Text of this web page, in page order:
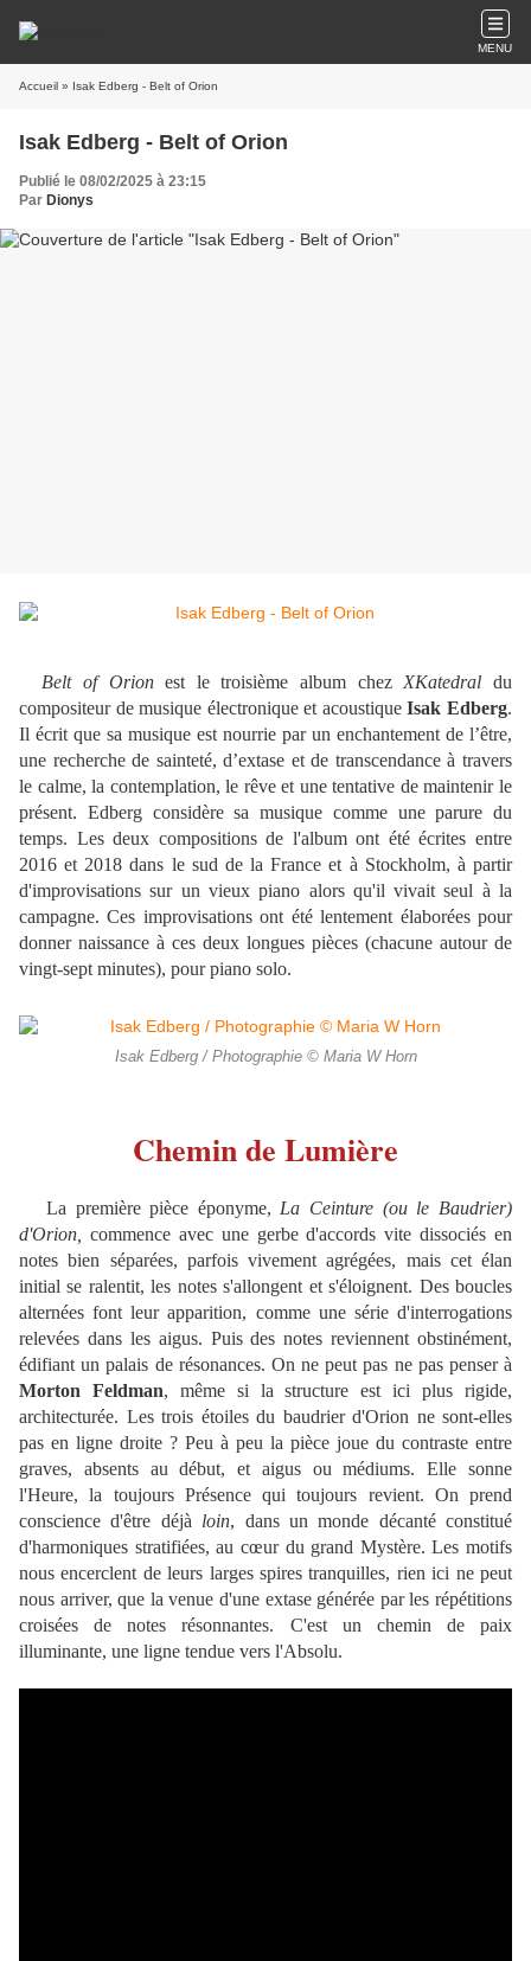
MENU
Accueil » Isak Edberg - Belt of Orion
Isak Edberg - Belt of Orion
Publié le 08/02/2025 à 23:15
Par Dionys
Belt of Orionest le troisième album chez XKatedral du
compositeur de musique électronique et acoustiqueIsak Edberg.
Il écrit que sa musique est nourrie par un enchantement de l’être,
une recherche de sainteté, d’extase et de transcendance à travers
le calme, la contemplation, le rêve et une tentative de maintenir le
présent. Edberg considère sa musique comme une parure du
temps. Les deux compositions de l'album ont été écrites entre
2016 et 2018 dans le sud de la France et à Stockholm, à partir
d'improvisations sur un vieux piano alors qu'il vivait seul à la
campagne. Ces improvisations ont été lentement élaborées pour
donner naissance à ces deux longues pièces (chacune autour de
vingt-sept minutes), pour piano solo.
Isak Edberg / Photographie © Maria W Horn
Chemin de Lumière
La première pièce éponyme, La Ceinture (ou le Baudrier)
d'Orion
commence avec une gerbe d'accords vite dissociés en
notes bien séparées, parfois vivement agrégées, mais cet élan
initial se ralentit, les notes s'allongent et s'éloignent. Des boucles
alternées font leur apparition, comme une série d'interrogations
relevées dans les aigus. Puis des notes reviennent obstinément,
édifiant un palais de résonances. On ne peut pas ne pas penser à
Morton Feldman, même si la structure est ici plus rigide,
architecturée. Les trois étoiles du baudrier d'Orion ne sont-elles
pas en ligne droite ? Peu à peu la pièce joue du contraste entre
graves, absents au début, et aigus ou médiums. Elle sonne
l'Heure, la toujours Présence qui toujours revient. On prend
conscience d'être déjà loin, dans un monde décanté constitué
d'harmoniques stratifiées, au cœur du grand Mystère. Les motifs
nous encerclent de leurs larges spires tranquilles, rien ici ne peut
nous arriver, que la venue d'une extase générée par les répétitions
croisées de notes résonnantes. C'est un chemin de paix
illuminante, une ligne tendue vers l'Absolu.